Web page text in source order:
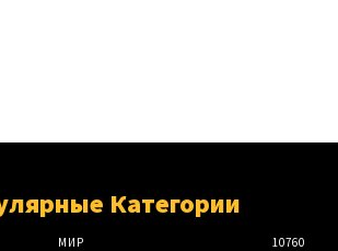
Категории
МИР
10760